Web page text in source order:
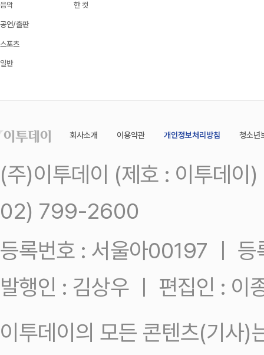
음악
공연/출판
스포츠
일반
한 컷
회사소개 이용약관 개인정보처리방침 청소년
(주)이투데이 (제호 : 이투데
02) 799-2600
등록번호 : 서울아00197 ㅣ
발행인 : 김상우 ㅣ 편집인 : 이
이투데이의 모든 콘텐츠(기사)